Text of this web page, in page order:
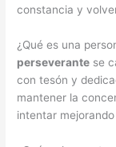
constancia y
¿Qué es una
perseverante se
con tesón y
mantener la
intentar